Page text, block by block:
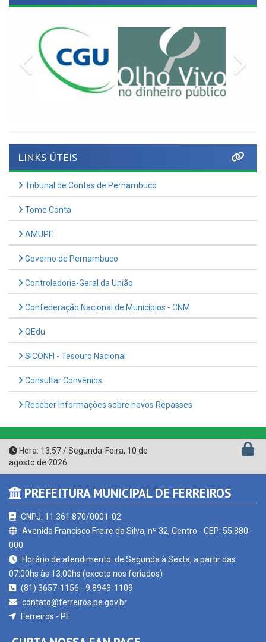
Previous
LINKS ÚTEIS
Tribunal de Contas de Pernambuco
Tome Conta
AMUPE
Governo de Pernambuco
Controladoria-Geral da União
Confederação Nacional de Municípios - CNM
QEdu
SICONFI - Tesouro Nacional
Consultar Convênios
Receber Informações sobre novos Repasses
Hora: 13:57/Segunda-Feira, 10 de
agosto de 2026
PREFEITURA MUNICIPAL DE FERREIROS
CNPJ: 11.361.870/0001-02
Avenida Francisco Freire da Silva, nº 32, Centro - CEP: 55.880-
000
Horário de atendimento: de Segunda à Sexta, a partir das
07:00hs às 13:00hs (exceto nos feriados)
(81) 3657-1156 - 9.8943-1109
contato@ferreiros.pe.gov.br
Ferreiros - PE